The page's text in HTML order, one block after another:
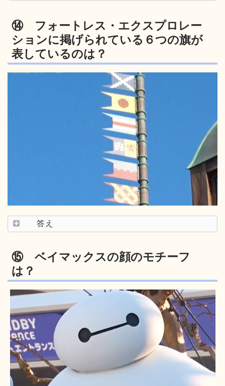
⑭ フォートレス・エクスプロレー
ションに掲げられている６つの旗が
表しているのは？
答え
⑮ ベイマックスの顔のモチーフ
は？